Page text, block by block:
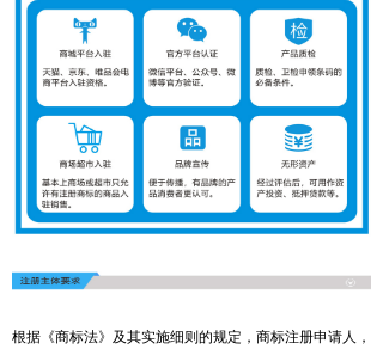
根据《商标法》及其实施细则的规定，商标注册申请人，